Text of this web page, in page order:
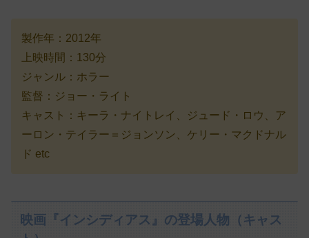
製作年：2012年
上映時間：130分
ジャンル：ホラー
監督：ジョー・ライト
キャスト：キーラ・ナイトレイ、ジュード・ロウ、ア
ーロン・テイラー＝ジョンソン、ケリー・マクドナル
ド etc
映画『インシディアス』の登場人物（キャス